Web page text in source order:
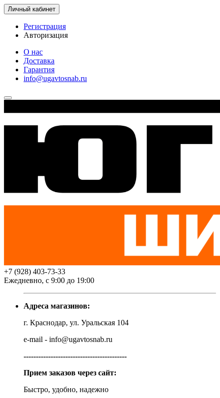
Личный кабинет
Регистрация
Авторизация
О нас
Доставка
Гарантия
info@ugavtosnab.ru
+7 (928) 403-73-33
Ежедневно, с 9:00 до 19:00
Адреса магазинов:
г. Краснодар, ул. Уральская 104
e-mail - info@ugavtosnab.ru
------------------------------------------
Прием заказов через сайт:
Быстро, удобно, надежно